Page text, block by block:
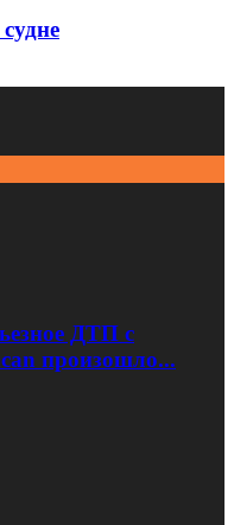
ДТП с
произошло...